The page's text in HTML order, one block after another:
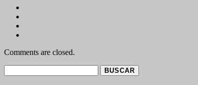
Comments are closed.